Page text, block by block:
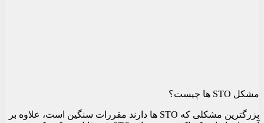
مشکل STO ها چیست؟
بزرگترین مشکلی که STO ها دارند مقررات سنگین است، علاوه بر